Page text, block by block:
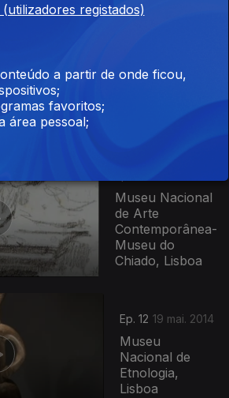
05 mai. 2014
Museu Nacional
de Arte
Contemporânea-
Museu do
Chiado, Lisboa
Ep. 12 19 mai. 2014
Museu
Nacional de
Etnologia,
Lisboa
registados)
a partir de onde ficou,
favoritos;
área pessoal;